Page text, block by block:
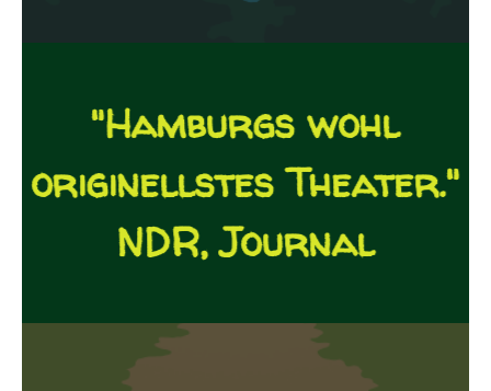
"Hamburgs wohl
originellstes Theater."
NDR, Journal